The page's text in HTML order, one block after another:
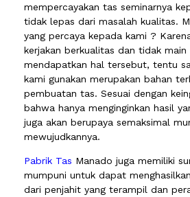
mempercayakan tas seminarnya
tidak lepas dari masalah kualitas.
yang percaya kepada kami ?
kerjakan berkualitas dan tidak
mendapatkan hal tersebut, tentu
kami gunakan merupakan bahan
pembuatan tas. Sesuai dengan
bahwa hanya menginginkan hasil
juga akan berupaya semaksimal
mewujudkannya.
Pabrik Tas Manado juga memiliki
mumpuni untuk dapat
dari penjahit yang terampil dan